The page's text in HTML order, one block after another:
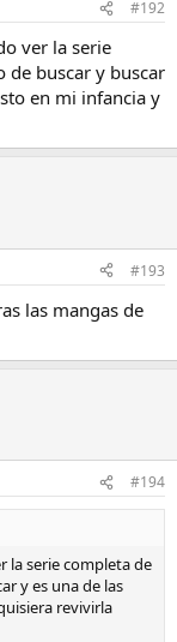
#192
ver la serie
de buscar y buscar
en mi infancia y
#193
las mangas de
#194
la serie completa de
y es una de las
revivirla